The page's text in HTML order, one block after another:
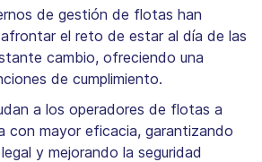
de gestión de flotas han
el reto de estar al día de las
cambio, ofreciendo una
de cumplimiento.
a los operadores de flotas a
con mayor eficacia, garantizando
y mejorando la seguridad